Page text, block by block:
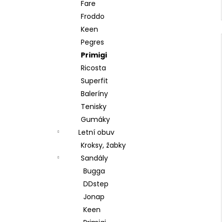
Fare
Froddo
Keen
Pegres
Primigi
Ricosta
Superfit
Baleríny
Tenisky
Gumáky
Letní obuv
Kroksy, žabky
Sandály
Bugga
DDstep
Jonap
Keen